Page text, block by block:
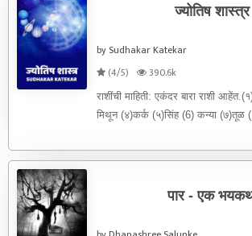
ज्योतिष शास्त्र
by Sudhakar Katekar
(4/5)
390.6k
राशींची माहिती: एकंदर बारा राशी
मिथून (४)कर्क (५)सिंह (6) कन्या (७)तूळ
पार - एक